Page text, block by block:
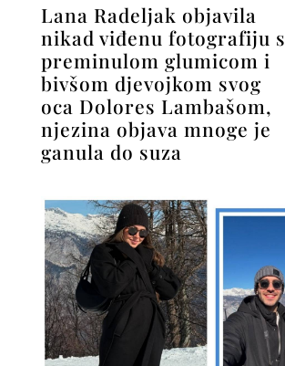
Lana Radeljak objavila
nikad viđenu fotografiju s
preminulom glumicom i
bivšom djevojkom svog
oca Dolores Lambašom,
njezina objava mnoge je
ganula do suza